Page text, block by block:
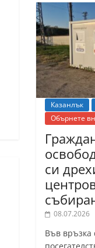
Казанлък
Обърнете
си
08.07.2026
Във връзка